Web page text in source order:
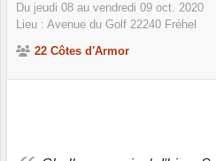
Du jeudi 08 au vendredi 09 oct. 2020
Lieu : Avenue du Golf 22240 Fréhel
22 Côtes d'Armor